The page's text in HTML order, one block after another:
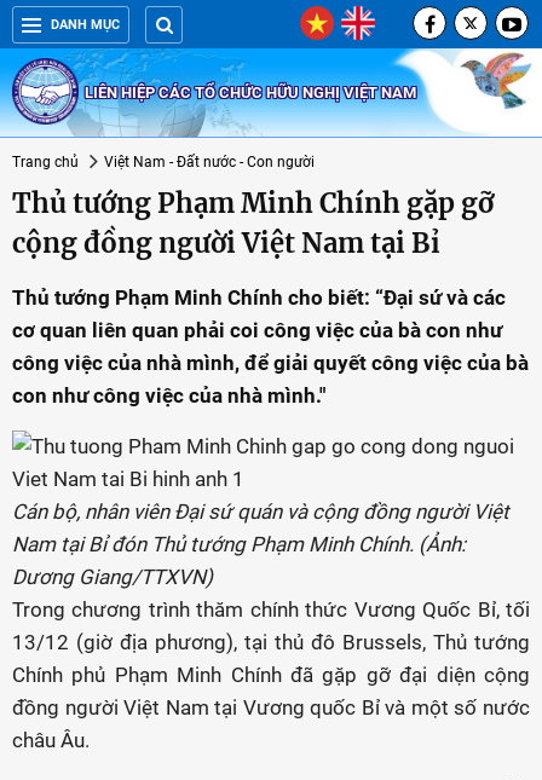
DANH MỤC
LIÊN HIỆP CÁC TỔ CHỨC HỮU NGHỊ VIỆT NAM
Trang chủ Việt Nam - Đất nước - Con người
Thủ tướng Phạm Minh Chính gặp gỡ
cộng đồng người Việt Nam tại Bỉ
Thủ tướng Phạm Minh Chính cho biết: “Đại sứ và các
cơ quan liên quan phải coi công việc của bà con như
công việc của nhà mình, để giải quyết công việc của bà
con như công việc của nhà mình."
Cán bộ, nhân viên Đại sứ quán và cộng đồng người Việt
Nam tại Bỉ đón Thủ tướng Phạm Minh Chính. (Ảnh:
Dương Giang/TTXVN)
Trong chương trình thăm chính thức Vương Quốc Bỉ, tối
13/12 (giờ địa phương), tại thủ đô Brussels, Thủ tướng
Chính phủ Phạm Minh Chính đã gặp gỡ đại diện cộng
đồng người Việt Nam tại Vương quốc Bỉ và một số nước
châu Âu.